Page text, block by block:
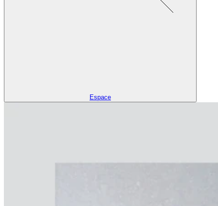
Espace